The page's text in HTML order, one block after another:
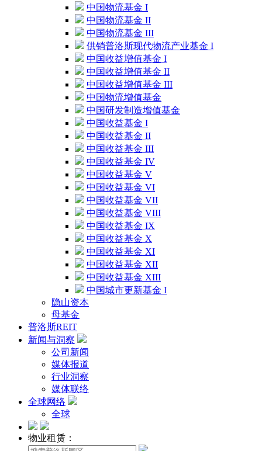
中国物流基金 I
中国物流基金 II
中国物流基金 III
供销普洛斯现代物流产业基金 I
中国收益增值基金 I
中国收益增值基金 II
中国收益增值基金 III
中国物流增值基金
中国研发制造增值基金
中国收益基金 I
中国收益基金 II
中国收益基金 III
中国收益基金 IV
中国收益基金 V
中国收益基金 VI
中国收益基金 VII
中国收益基金 VIII
中国收益基金 IX
中国收益基金 X
中国收益基金 XI
中国收益基金 XII
中国收益基金 XIII
中国城市更新基金 I
隐山资本
母基金
普洛斯REIT
新闻与洞察
公司新闻
媒体报道
行业洞察
媒体联络
全球网络
全球
物业租赁：